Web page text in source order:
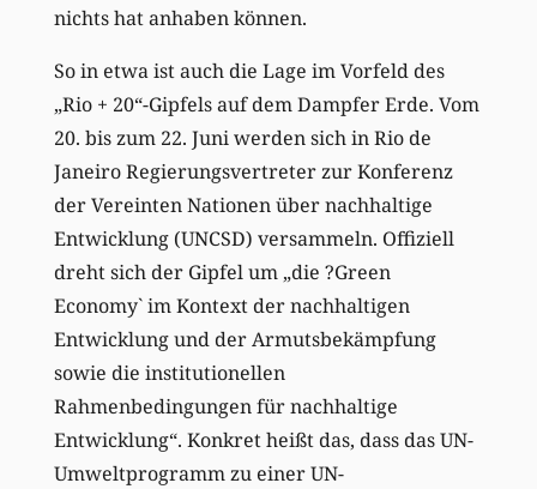
nichts hat anhaben können.
So in etwa ist auch die Lage im Vorfeld des
„Rio + 20“-Gipfels auf dem Dampfer Erde. Vom
20. bis zum 22. Juni werden sich in Rio de
Janeiro Regierungsvertreter zur Konferenz
der Vereinten Nationen über nachhaltige
Entwicklung (UNCSD) versammeln. Offiziell
dreht sich der Gipfel um „die ?Green
Economy` im Kontext der nachhaltigen
Entwicklung und der Armutsbekämpfung
sowie die institutionellen
Rahmenbedingungen für nachhaltige
Entwicklung“. Konkret heißt das, dass das UN-
Umweltprogramm zu einer UN-